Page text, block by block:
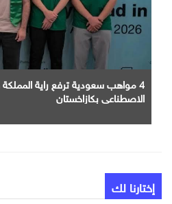
4 مواهب سعودية ترفع راية المملكة
الاصطناعي بكازاخستان
إختارنا لك